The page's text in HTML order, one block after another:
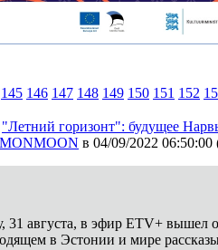
145 146 147 148 149 150 151 152
"Летний горизонт": будущее
MONMOON в 04/09/2022 06:50:00
31 августа, в эфир ETV+ вышел
в Эстонии и мире